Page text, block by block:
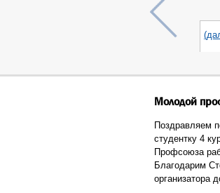
Молодой
Поздравляем
студентку 4
Профсоюза
Благодарим
организатора